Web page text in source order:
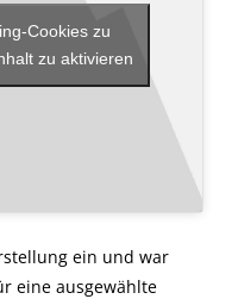
Cookies zu
zu aktivieren
ein und war
eine ausgewählte